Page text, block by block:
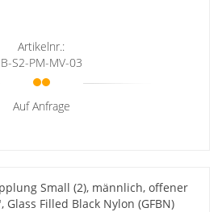
Artikelnr.:
B-S2-PM-MV-03
Auf Anfrage
Small (2), männlich, offener
Glass Filled Black Nylon (GFBN)